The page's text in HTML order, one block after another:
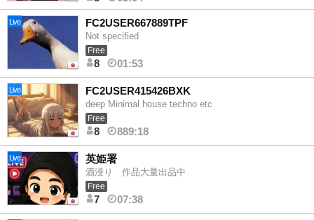
Live FC2USER667889TPF
Not specified
Free
8 01:53
Live FC2USER415426BXK
deep Minimal house techno etc
Free
8 889:18
Live 英姫署
酒浸り 作品大量出品中
Free
7 07:38